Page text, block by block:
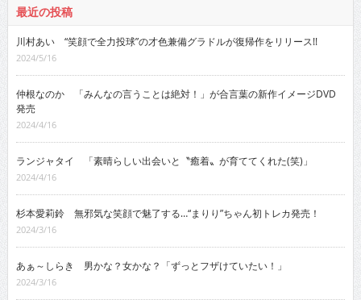
最近の投稿
川村あい “笑顔で全力投球”の才色兼備グラドルが復帰作をリリース!!
2024/5/16
仲根なのか 「みんなの言うことは絶対！」が合言葉の新作イメージDVD
発売
2024/4/16
ランジャタイ 「素晴らしい出会いと〝癒着〟が育ててくれた(笑)」
2024/4/16
杉本愛莉鈴 無邪気な笑顔で魅了する…“まりり”ちゃん初トレカ発売！
2024/3/16
あぁ～しらき 男かな？女かな？「ずっとフザけていたい！」
2024/3/16